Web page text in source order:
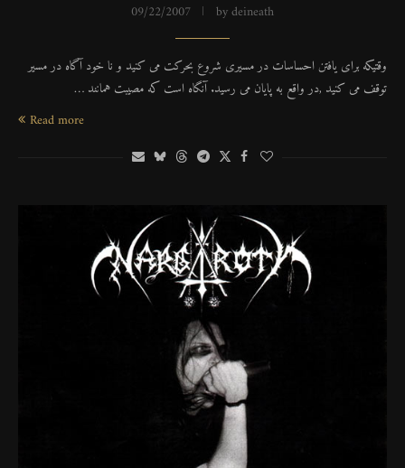
bydeineath
09/22/2007
وقتیکه برای یافتن احساسات در مسیری شروع بحرکت می کنید و نا خود آگاه در مسیر
توقف می کنید ,در واقع به پایان می رسید. آنگاه است که مصیبت همانند …
Read more